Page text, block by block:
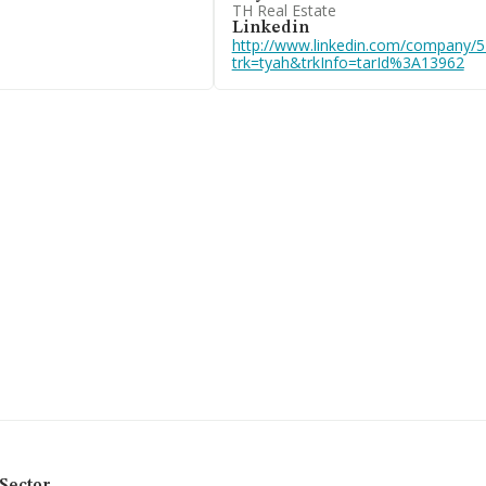
TH Real Estate
Linkedin
http://www.linkedin.com/company/
trk=tyah&trkInfo=tarId%3A13962